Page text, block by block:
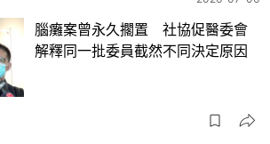
腦癱案曾永久擱置 社協促醫委會
解釋同一批委員截然不同決定原因